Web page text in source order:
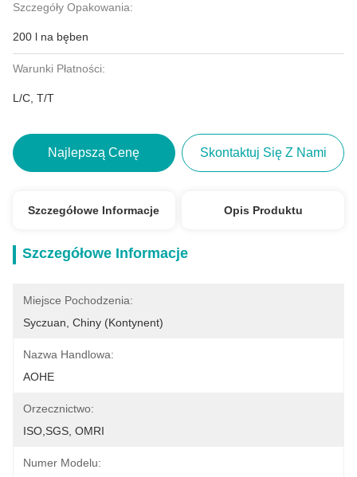
Szczegóły Opakowania:
200 l na bęben
Warunki Płatności:
L/C, T/T
Najlepszą Cenę Skontaktuj Się Z Nami
Szczegółowe Informacje Opis Produktu
Szczegółowe Informacje
Miejsce Pochodzenia:
Syczuan, Chiny (kontynent)
Nazwa Handlowa:
AOHE
Orzecznictwo:
ISO,SGS, OMRI
Numer Modelu: